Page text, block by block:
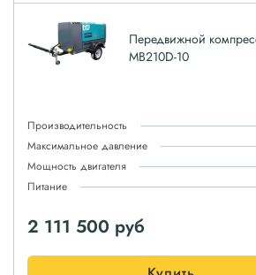
Передвижной
MB210D-10
Производительность
Максимальное давление
Мощность двигателя
Питание
2 111 500 руб